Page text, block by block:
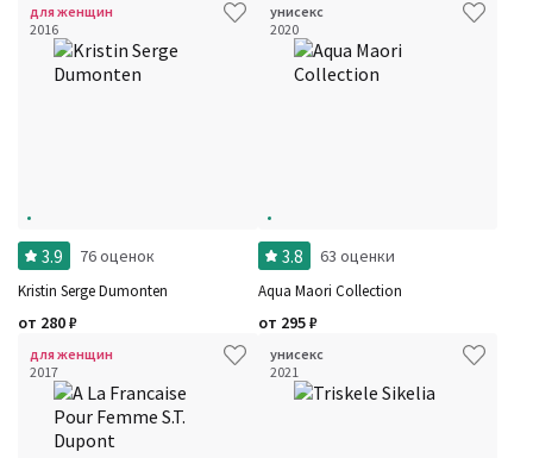
для женщин
2016
3.9 76 оценок
Kristin Serge Dumonten
от 280₽
унисекс
2020
3.8 63 оценки
Aqua Maori Collection
от 295₽
для женщин
2017
унисекс
2021